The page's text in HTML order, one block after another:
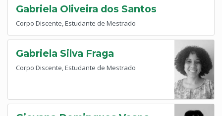
Gabriela Oliveira dos Santos
Corpo Discente, Estudante de Mestrado
Gabriela Silva Fraga
Corpo Discente, Estudante de Mestrado